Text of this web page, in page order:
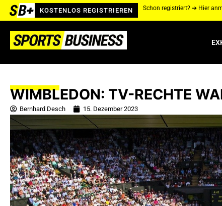
KOSTENLOS REGISTRIEREN Schon registriert? ➔ Hier
WIMBLEDON: TV-RECHTE
Bernhard Desch 15. Dezember 2023